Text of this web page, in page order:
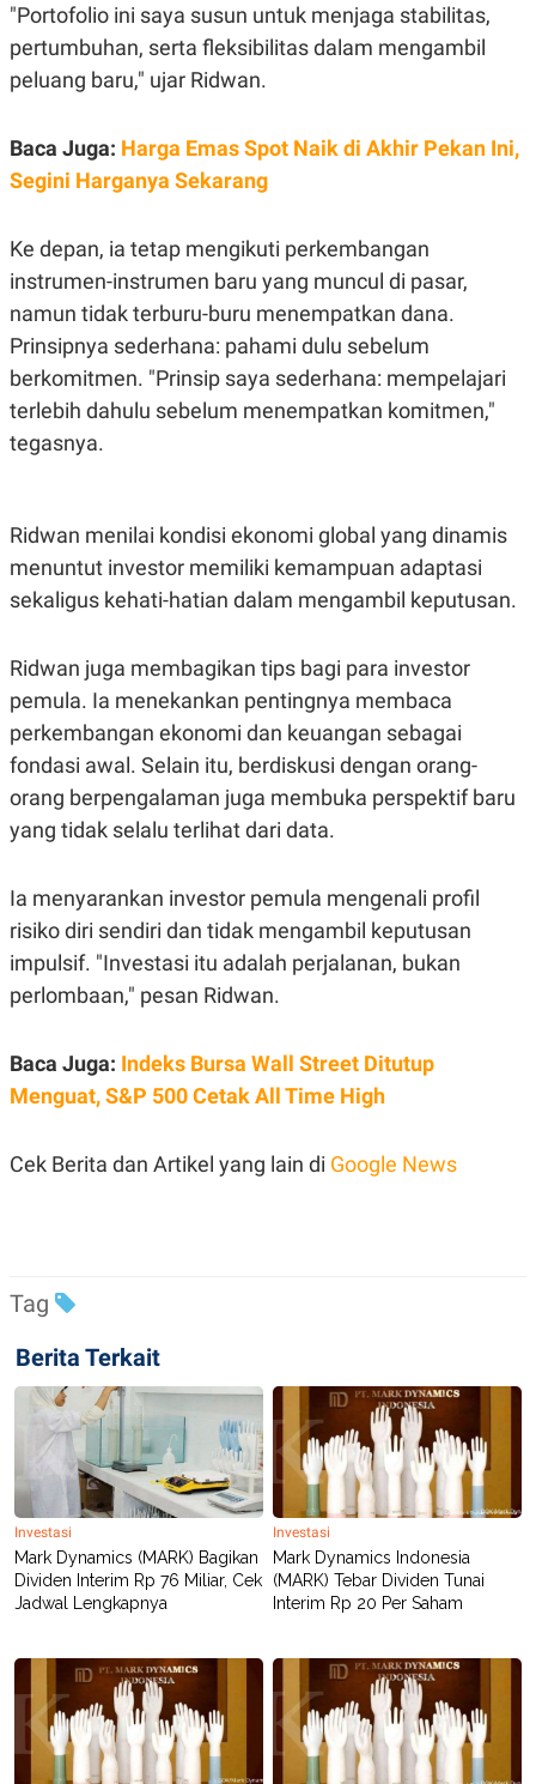
T
K
E
E
P
R
A
E
T
I
N
G
K
M
D
I
.
SITEMAPPROFILETERM
OF
USE
PEMBERITAAN
SIBER
PRIVACY
POLICY
"Portofolio ini saya susun untuk menjaga stabilitas,
pertumbuhan, serta fleksibilitas dalam mengambil
peluang baru," ujar Ridwan.
Baca Juga: Harga Emas Spot Naik di Akhir Pekan Ini,
Segini Harganya Sekarang
Ke depan, ia tetap mengikuti perkembangan
instrumen-instrumen baru yang muncul di pasar,
namun tidak terburu-buru menempatkan dana.
Prinsipnya sederhana: pahami dulu sebelum
berkomitmen. "Prinsip saya sederhana: mempelajari
terlebih dahulu sebelum menempatkan komitmen,"
tegasnya.
Ridwan menilai kondisi ekonomi global yang dinamis
menuntut investor memiliki kemampuan adaptasi
sekaligus kehati-hatian dalam mengambil keputusan.
Ridwan juga membagikan tips bagi para investor
pemula. Ia menekankan pentingnya membaca
perkembangan ekonomi dan keuangan sebagai
fondasi awal. Selain itu, berdiskusi dengan orang-
orang berpengalaman juga membuka perspektif baru
yang tidak selalu terlihat dari data.
Ia menyarankan investor pemula mengenali profil
risiko diri sendiri dan tidak mengambil keputusan
impulsif. "Investasi itu adalah perjalanan, bukan
perlombaan," pesan Ridwan.
Baca Juga: Indeks Bursa Wall Street Ditutup
Menguat, S&P 500 Cetak All Time High
Cek Berita dan Artikel yang lain di Google News
Tag
Berita Terkait
Investasi
Mark Dynamics (MARK) Bagikan
Dividen Interim Rp 76 Miliar, Cek
Jadwal Lengkapnya
Investasi
Mark Dynamics Indonesia
(MARK) Tebar Dividen Tunai
Interim Rp 20 Per Saham